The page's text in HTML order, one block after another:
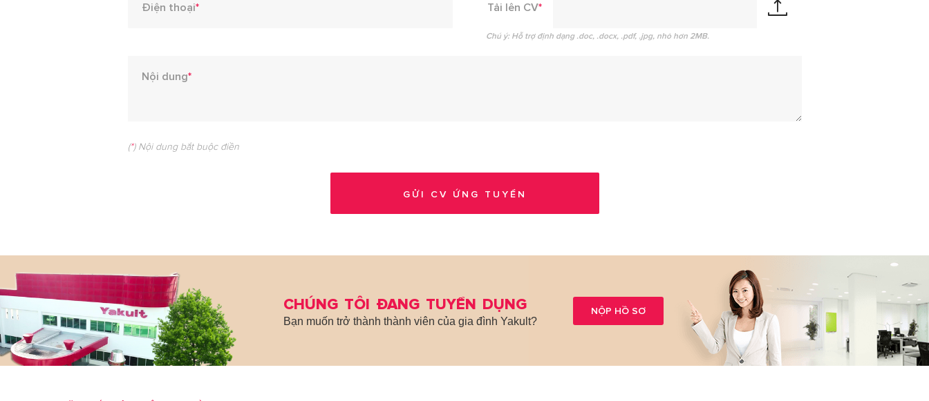
Điện thoại* Tải lên CV*
Chú ý: Hỗ trợ định dạng .doc, .docx, .pdf, .jpg, nhỏ hơn 2MB.
Nội dung*
(*) Nội dung bắt buộc điền
CHÚNG TÔI ĐANG TUYỂN DỤNG
Bạn muốn trở thành thành viên của gia đình Yakult?
NỘP HỒ SƠ